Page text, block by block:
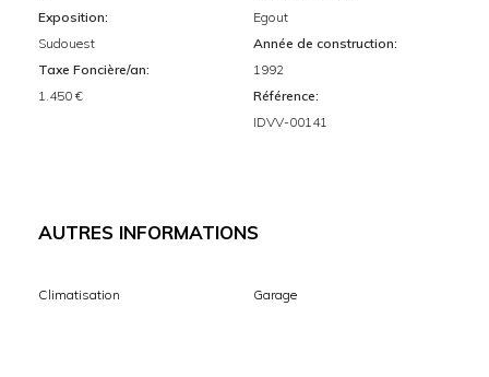
Exposition:
Sudouest
Taxe Foncière/an:
1.450 €
Egout
Année de construction:
1992
Référence:
IDVV-00141
AUTRES INFORMATIONS
Climatisation Garage